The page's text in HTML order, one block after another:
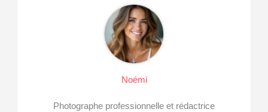
Noémi
Photographe professionnelle et rédactrice